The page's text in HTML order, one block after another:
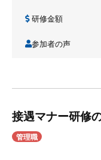
研修金額
参加者の声
接遇マナー研修
管理職